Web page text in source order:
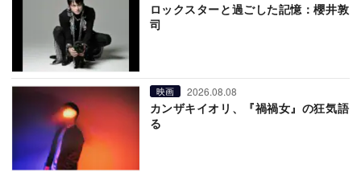
ロックスターと過ごした記憶：櫻井敦
司
映画 2026.08.08
カンザキイオリ、『禍禍女』の狂気語
る